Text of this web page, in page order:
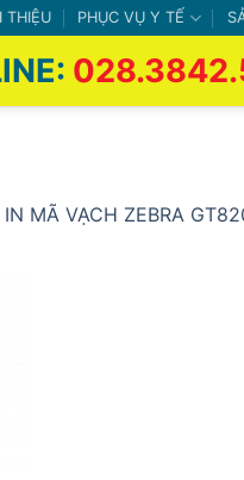
THIỆU PHỤC VỤ Y TẾ
IN MÃ VẠCH ZEBRA